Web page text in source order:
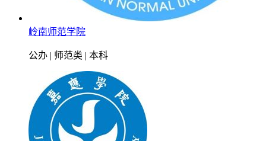
岭南师范学院
公办 | 师范类 | 本科